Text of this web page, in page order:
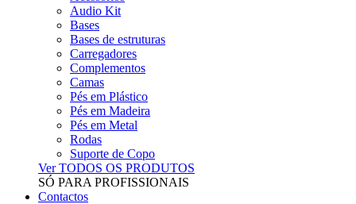
Audio Kit
Bases
Bases de estruturas
Carregadores
Complementos
Camas
Pés em Plástico
Pés em Madeira
Pés em Metal
Rodas
Suporte de Copo
Ver TODOS OS PRODUTOS
SÓ PARA PROFISSIONAIS
Contactos